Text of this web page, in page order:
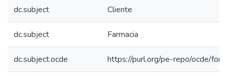
dc.subject Cliente
dc.subject Farmacia
dc.subject.ocde https://purl.org/pe-repo/ocde/